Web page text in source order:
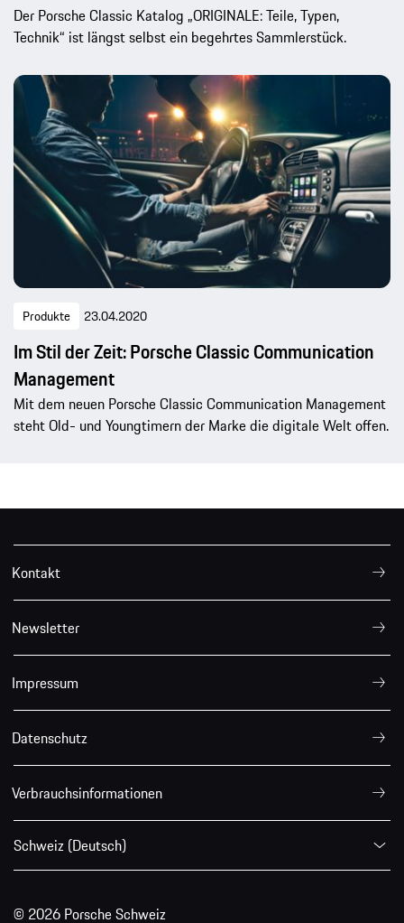
Der Porsche Classic Katalog „ORIGINALE: Teile, Typen,
Technik“ ist längst selbst ein begehrtes Sammlerstück.
Produkte 23.04.2020
Im Stil der Zeit: Porsche Classic Communication
Management
Mit dem neuen Porsche Classic Communication Management
steht Old- und Youngtimern der Marke die digitale Welt offen.
Kontakt
Newsletter
Impressum
Datenschutz
Verbrauchsinformationen
Schweiz (Deutsch)
© 2026 Porsche Schweiz